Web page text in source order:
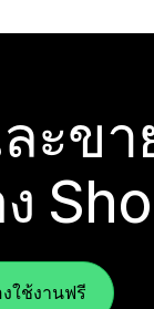
ละข
ใช้งานฟรี